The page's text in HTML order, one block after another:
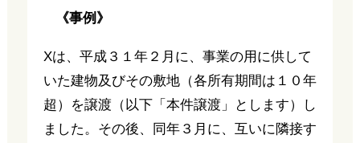
《事例》
Xは、平成３１年２月に、事業の用に供して
いた建物及びその敷地（各所有期間は１０年
超）を譲渡（以下「本件譲渡」とします）し
ました。その後、同年３月に、互いに隣接す